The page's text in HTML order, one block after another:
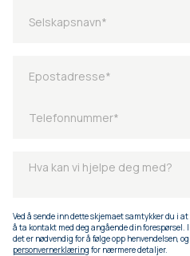
Ved å sende inn dette skjemaet samtykker du i
å ta kontakt med deg angående din
det er nødvendig for å følge opp henvendelsen,
personvernerklæring for nærmere detaljer.